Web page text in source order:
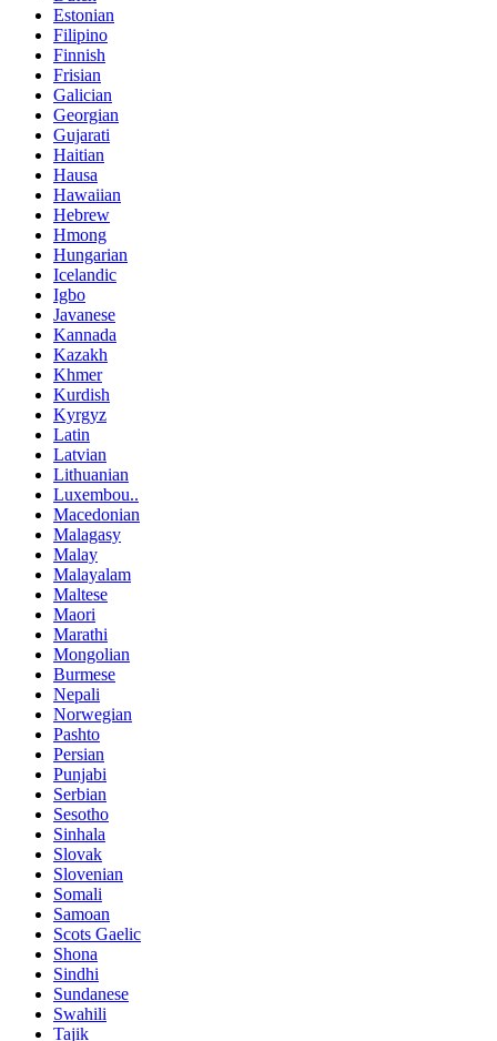
Estonian
Filipino
Finnish
Frisian
Galician
Georgian
Gujarati
Haitian
Hausa
Hawaiian
Hebrew
Hmong
Hungarian
Icelandic
Igbo
Javanese
Kannada
Kazakh
Khmer
Kurdish
Kyrgyz
Latin
Latvian
Lithuanian
Luxembou..
Macedonian
Malagasy
Malay
Malayalam
Maltese
Maori
Marathi
Mongolian
Burmese
Nepali
Norwegian
Pashto
Persian
Punjabi
Serbian
Sesotho
Sinhala
Slovak
Slovenian
Somali
Samoan
Scots Gaelic
Shona
Sindhi
Sundanese
Swahili
Tajik